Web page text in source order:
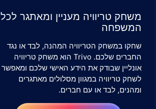
משחק טריוויה מעניין ומאתגר לכל
המשפחה
שחקו במשחק הטריוויה המהנה, לבד או נגד
החברים שלכם. Trivo הוא משחק טריוויה
אונליין שבודק את הידע האישי שלכם ומאפשר
לשחק טריוויה במגוון מסלולים מאתגרים
ומהנים, לבד או עם חברים.